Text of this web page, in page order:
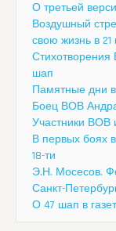
О третьей
Воздушный
свою жизнь в 21
шап
Памятные дни
Боец ВОВ
Участники ВОВ
В первых боях
18-ти
Э.Н. Мосесов.
Санкт-
О 47 шап в